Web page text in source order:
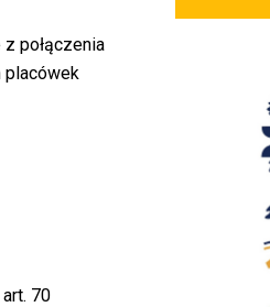
połączenia
placówek
70